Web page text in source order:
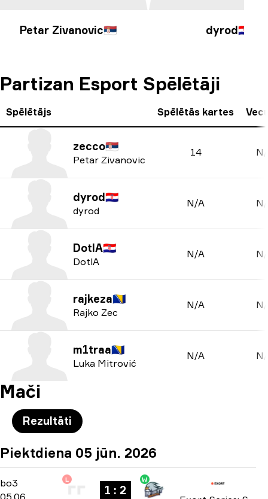
Petar Zivanovic🇷🇸 dyrod🇭🇷
Partizan Esport Spēlētāji
Spēlētājs Spēlētās kartes
zecco🇷🇸
Petar Zivanovic
14
dyrod🇭🇷
dyrod
N/A
DotlA🇭🇷
DotlA
N/A
rajkeza🇧🇦
Rajko Zec
N/A
m1traa🇧🇦
Luka Mitrović
N/A
Mači
Rezultāti
Piektdiena 05 jūn. 2026
bo3 -bo3
05.06
L
1 : 2
W